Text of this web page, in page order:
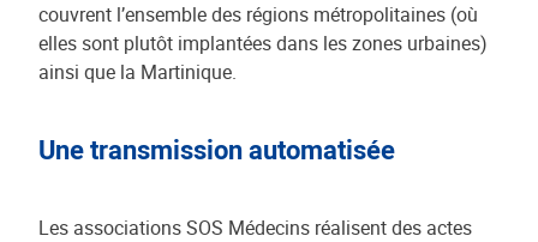
couvrent l’ensemble des régions métropolitaines (où
elles sont plutôt implantées dans les zones urbaines)
ainsi que la Martinique.
Une transmission automatisée
Les associations SOS Médecins réalisent des actes